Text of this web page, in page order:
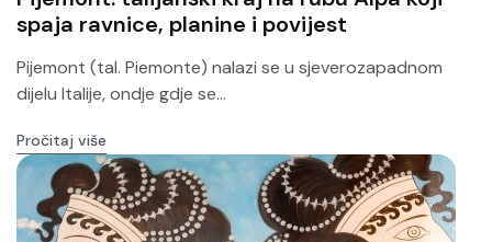
spaja ravnice, planine i povijest
Pijemont (tal. Piemonte) nalazi se u sjeverozapadnom
dijelu Italije, ondje gdje se...
Pročitaj više